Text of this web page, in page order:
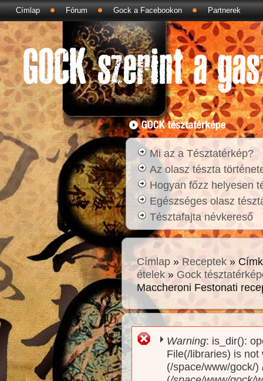
Címlap Fórum Gock a Facebookon Partnerek
Mi az a Tésztatérkép?
Az olasz tészta
Hogyan főzz helyesen
Egészséges olasz
Tésztafajta névkereső
Címlap » Receptek »
ételek » Gock
Maccheroni Festonati
Hibaüzenet
Warning: is_dir():
File(/libraries) is
(/space/www/gock/)